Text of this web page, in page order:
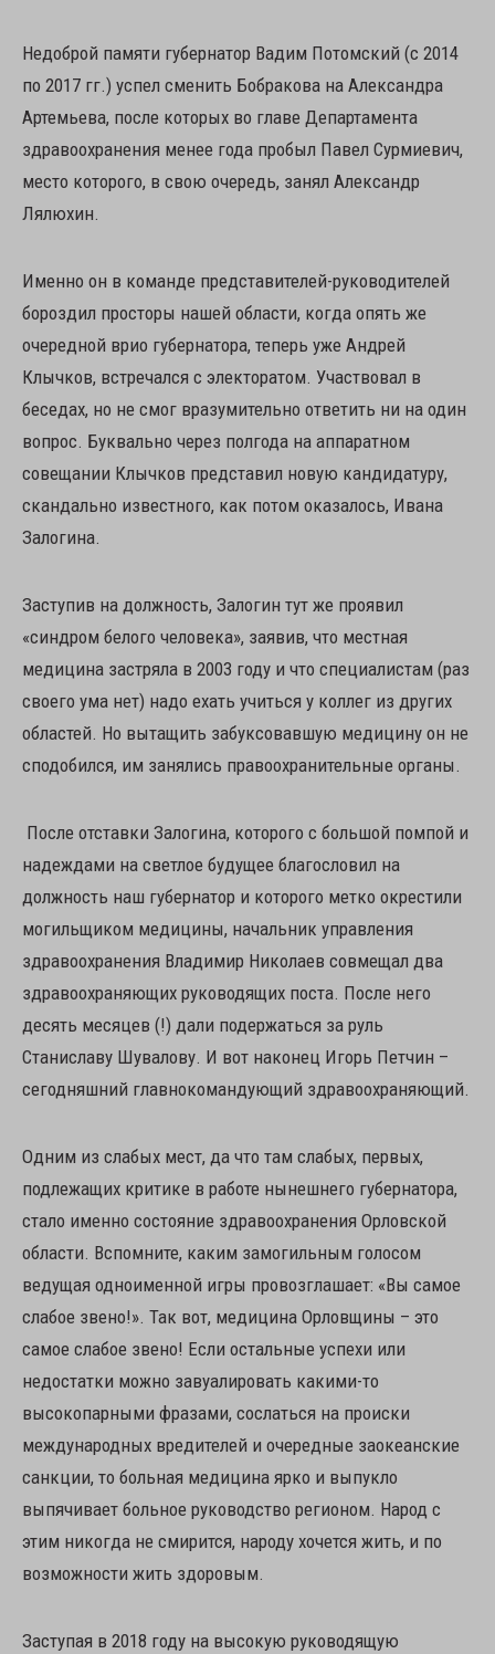
Недоброй памяти губернатор Вадим Потомский (с 2014
по 2017 гг.) успел сменить Бобракова на Александра
Артемьева, после которых во главе Департамента
здравоохранения менее года пробыл Павел Сурмиевич,
место которого, в свою очередь, занял Александр
Лялюхин.
Именно он в команде представителей-руководителей
бороздил просторы нашей области, когда опять же
очередной врио губернатора, теперь уже Андрей
Клычков, встречался с электоратом. Участвовал в
беседах, но не смог вразумительно ответить ни на один
вопрос. Буквально через полгода на аппаратном
совещании Клычков представил новую кандидатуру,
скандально известного, как потом оказалось, Ивана
Залогина.
Заступив на должность, Залогин тут же проявил
«синдром белого человека», заявив, что местная
медицина застряла в 2003 году и что специалистам (раз
своего ума нет) надо ехать учиться у коллег из других
областей. Но вытащить забуксовавшую медицину он не
сподобился, им занялись правоохранительные органы.
После отставки Залогина, которого с большой помпой и
надеждами на светлое будущее благословил на
должность наш губернатор и которого метко окрестили
могильщиком медицины, начальник управления
здравоохранения Владимир Николаев совмещал два
здравоохраняющих руководящих поста. После него
десять месяцев (!) дали подержаться за руль
Станиславу Шувалову. И вот наконец Игорь Петчин –
сегодняшний главнокомандующий здравоохраняющий.
Одним из слабых мест, да что там слабых, первых,
подлежащих критике в работе нынешнего губернатора,
стало именно состояние здравоохранения Орловской
области. Вспомните, каким замогильным голосом
ведущая одноименной игры провозглашает: «Вы самое
слабое звено!». Так вот, медицина Орловщины – это
самое слабое звено! Если остальные успехи или
недостатки можно завуалировать какими-то
высокопарными фразами, сослаться на происки
международных вредителей и очередные заокеанские
санкции, то больная медицина ярко и выпукло
выпячивает больное руководство регионом. Народ с
этим никогда не смирится, народу хочется жить, и по
возможности жить здоровым.
Заступая в 2018 году на высокую руководящую